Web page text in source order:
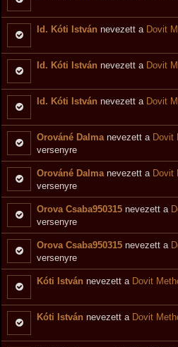
Id. Kóti István nevezett a Dovit
Id. Kóti István nevezett a Dovit
Id. Kóti István nevezett a Dovit
Orováné Dalma nevezett a Dovit
versenyre
Orováné Dalma nevezett a Dovit
versenyre
Orova Csaba950315 nevezett a
versenyre
Orova Csaba950315 nevezett a
versenyre
Kóti István nevezett a Dovit
Kóti István nevezett a Dovit